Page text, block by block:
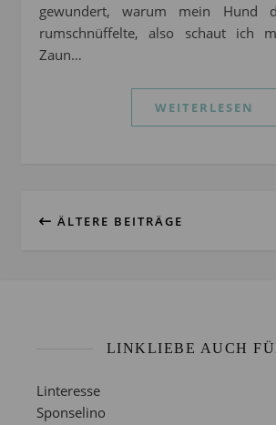
gewundert, warum mein Hund
rumschnüffelte, also schaut ich
Zaun…
WEITERLESEN
ÄLTERE BEITRÄGE
LINKLIEBE AUCH
Linteresse
Sponselino